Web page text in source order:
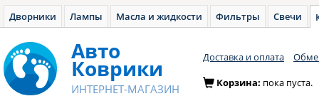
Дворники Лампы Масла и жидкости Фильтры Свечи
Авто
Коврики
ИНТЕРНЕТ-МАГАЗИН
Доставка и оплата
Корзина: пока пуста.